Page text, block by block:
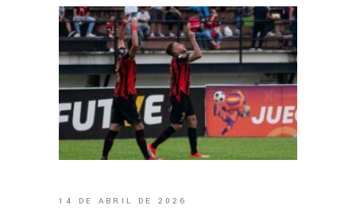
14 DE ABRIL DE 2026